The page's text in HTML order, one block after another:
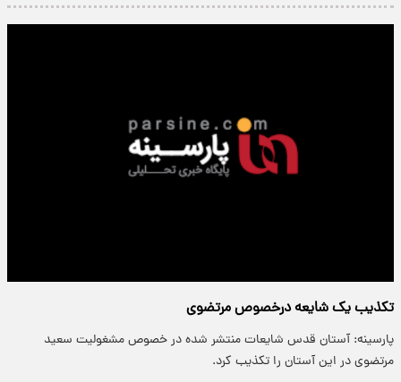
تکذیب یک شایعه درخصوص مرتضوی
پارسینه: آستان قدس شایعات منتشر شده در خصوص مشغولیت سعید
مرتضوی در این آستان را تکذیب کرد.